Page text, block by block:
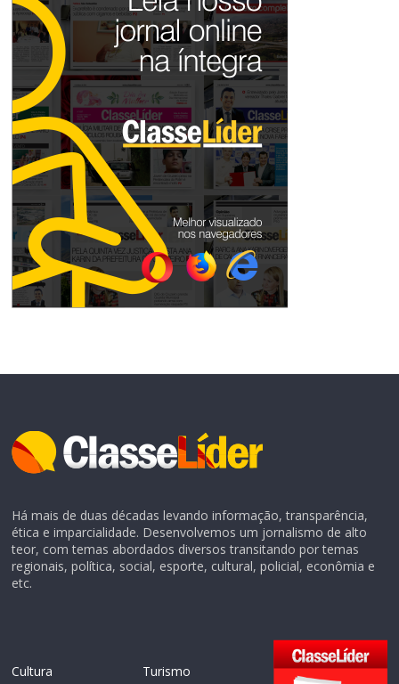
Há mais de duas décadas levando informação, transparência,
ética e imparcialidade. Desenvolvemos um jornalismo de alto
teor, com temas abordados diversos transitando por temas
regionais, política, social, esporte, cultural, policial, econômia e
etc.
Cultura Turismo